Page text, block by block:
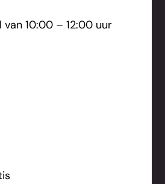
10:00 – 12:00 uur